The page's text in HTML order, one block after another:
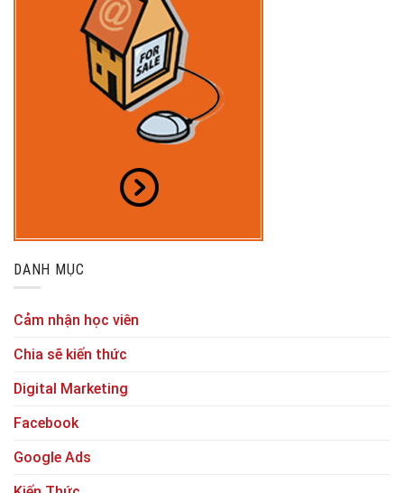
DANH MỤC
Cảm nhận học viên
Chia sẽ kiến thức
Digital Marketing
Facebook
Google Ads